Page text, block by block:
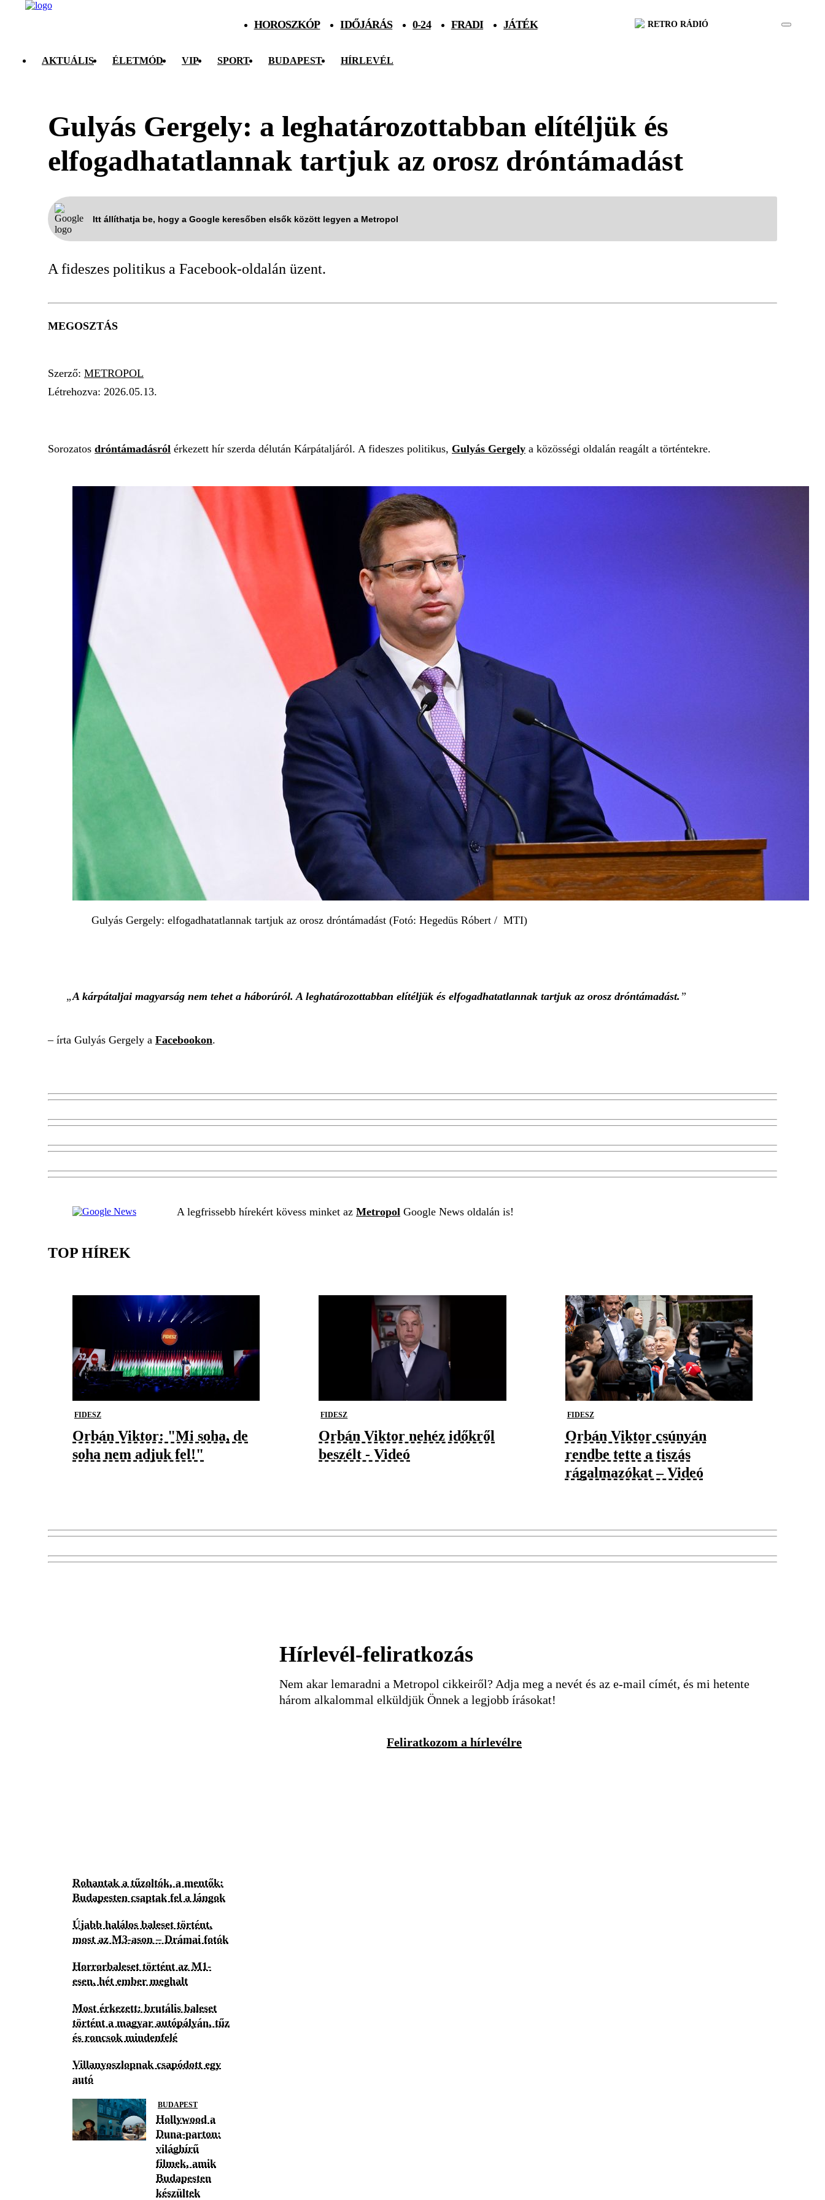
HOROSZKÓP IDŐJÁRÁS 0-24 FRADI JÁTÉK RETRO RÁDIÓ
AKTUÁLIS ÉLETMÓD VIP SPORT BUDAPEST HÍRLEVÉL
Gulyás Gergely: a leghatározottabban elítéljük és
elfogadhatatlannak tartjuk az orosz dróntámadást
Itt állíthatja be, hogy a Google keresőben elsők között legyen a Metropol
A fideszes politikus a Facebook-oldalán üzent.
MEGOSZTÁS
Szerző: METROPOL
Létrehozva: 2026.05.13.
Sorozatos dróntámadásról érkezett hír szerda délután Kárpátaljáról. A fideszes politikus, Gulyás Gergely a közösségi oldalán reagált a történtekre.
Gulyás Gergely: elfogadhatatlannak tartjuk az orosz dróntámadást (Fotó: Hegedüs Róbert / MTI)
A kárpátaljai magyarság nem tehet a háborúról. A leghatározottabban elítéljük és elfogadhatatlannak tartjuk az orosz dróntámadást.
– írta Gulyás Gergely a Facebookon.
A legfrissebb hírekért kövess minket az Metropol Google News oldalán is!
TOP HÍREK
FIDESZ
Orbán Viktor: "Mi soha, de
soha nem adjuk fel!"
FIDESZ
Orbán Viktor nehéz időkről
beszélt - Videó
FIDESZ
Orbán Viktor csúnyán
rendbe tette a tiszás
rágalmazókat – Videó
Hírlevél-feliratkozás
Nem akar lemaradni a Metropol cikkeiről? Adja meg a nevét és az e-mail címét, és mi hetente
három alkalommal elküldjük Önnek a legjobb írásokat!
Feliratkozom a hírlevélre
Rohantak a tűzoltók, a mentők:
Budapesten csaptak fel a lángok
Újabb halálos baleset történt,
most az M3-ason – Drámai fotók
Horrorbaleset történt az M1-
esen, hét ember meghalt
Most érkezett: brutális baleset
történt a magyar autópályán, tűz
és roncsok mindenfelé
Villanyoszlopnak csapódott egy
autó
BUDAPEST
Hollywood a
Duna-parton:
világhírű
filmek, amik
Budapesten
készültek